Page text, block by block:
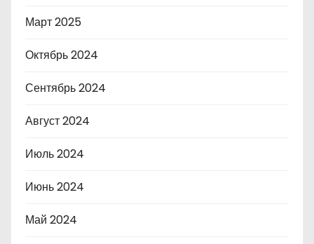
Март 2025
Октябрь 2024
Сентябрь 2024
Август 2024
Июль 2024
Июнь 2024
Май 2024